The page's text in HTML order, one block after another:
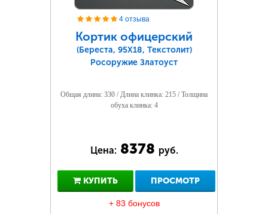
4 отзыва
Кортик офицерский
(Береста, 95Х18, Текстолит)
Росоружие Златоуст
Общая длина: 330 / Длина клинка: 215 / Толщина
обуха клинка: 4
Цена: 8378 руб.
КУПИТЬ ПРОСМОТР
+ 83 бонусов